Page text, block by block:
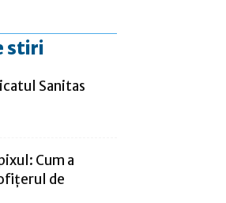
stiri
Sanitas
Cum a
de